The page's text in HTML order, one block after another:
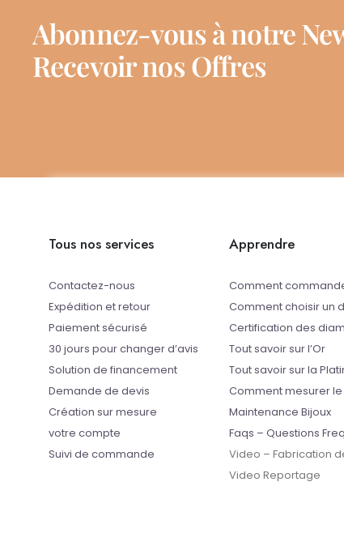
Abonnez-vous à notre
Recevoir nos Offres
Tous nos services
Contactez-nous
Expédition et retour
Paiement sécurisé
30 jours pour changer d’avis
Solution de financement
Demande de devis
Création sur mesure
votre compte
Suivi de commande
Apprendre
Comment
Comment choisir un
Certification des
Tout savoir sur l’Or
Tout savoir sur la
Comment mesurer le
Maintenance Bijoux
Faqs – Questions
Video – Fabrication
Video Reportage